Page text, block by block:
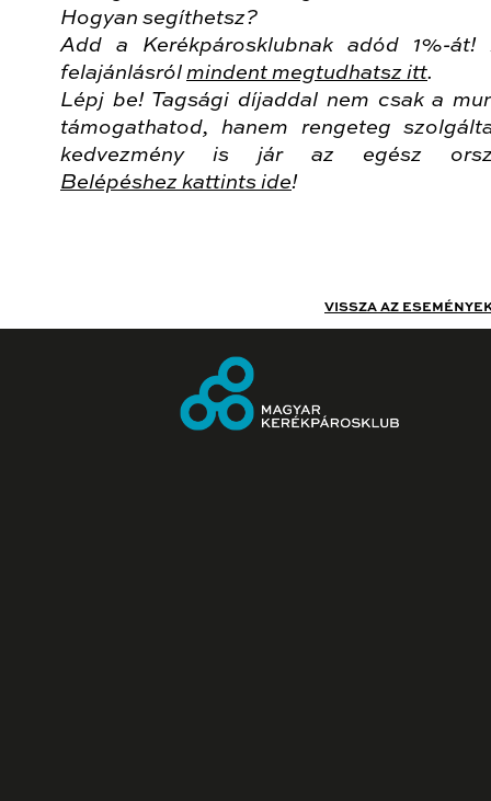
Hogyan segíthetsz?
Add a Kerékpárosklubnak adód 1%-át!
felajánlásról mindent megtudhatsz itt.
Lépj be! Tagsági díjaddal nem csak a
támogathatod, hanem rengeteg
kedvezmény is jár az egész
Belépéshez kattints ide!
VISSZA AZ